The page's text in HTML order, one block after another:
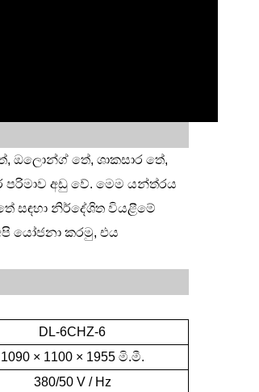
ඔලොන්ග් තේ, ශාකසාර තේ,
පරිමාව අඩු වේ. මෙම යන්ත්රය
සඳහා නිර්දේශිත වියළීමේ
යෝජනා කරමු, එය
DL-6CHZ-6
1090 × 1100 × 1955 මි.මී.
380/50 V / Hz